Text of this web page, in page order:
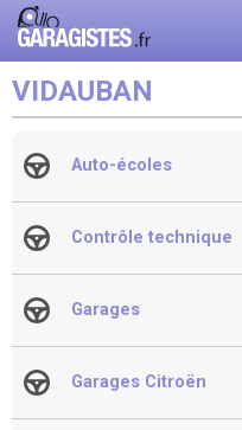
VIDAUBAN
Auto-écoles
Contrôle technique
Garages
Garages Citroën